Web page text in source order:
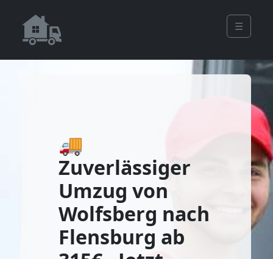
☰
🚚
Zuverlässiger
Umzug von
Wolfsberg nach
Flensburg ab